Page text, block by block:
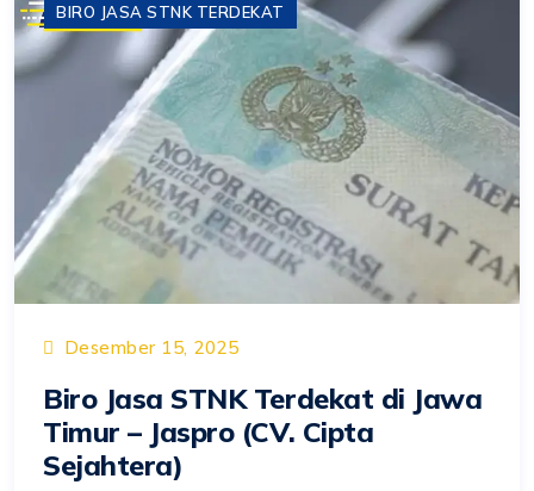
BIRO JASA STNK TERDEKAT
Desember 15, 2025
Biro Jasa STNK Terdekat di Jawa
Timur – Jaspro (CV. Cipta
Sejahtera)